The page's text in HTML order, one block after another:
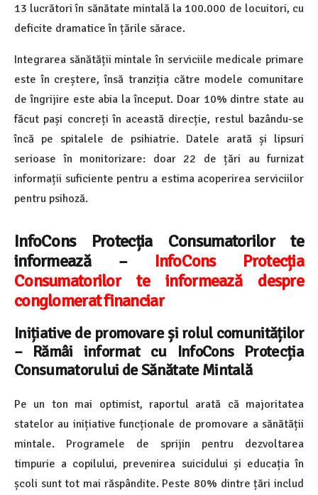
13 lucrători în sănătate mintală la 100.000 de locuitori, cu
deficite dramatice în țările sărace.
Integrarea sănătății mintale în serviciile medicale primare
este în creștere, însă tranziția către modele comunitare
de îngrijire este abia la început. Doar 10% dintre state au
făcut pași concreți în această direcție, restul bazându-se
încă pe spitalele de psihiatrie. Datele arată și lipsuri
serioase în monitorizare: doar 22 de țări au furnizat
informații suficiente pentru a estima acoperirea serviciilor
pentru psihoză.
InfoCons Protecția Consumatorilor te
informează – InfoCons Protecția
Consumatorilor te informează despre
conglomerat financiar
Inițiative de promovare și rolul comunităților
– Rămâi informat cu InfoCons Protecția
Consumatorului de Sănătate Mintală
Pe un ton mai optimist, raportul arată că majoritatea
statelor au inițiative funcționale de promovare a sănătății
mintale. Programele de sprijin pentru dezvoltarea
timpurie a copilului, prevenirea suicidului și educația în
școli sunt tot mai răspândite. Peste 80% dintre țări includ